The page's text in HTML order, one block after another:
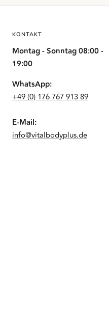
KONTAKT
Montag - Sonntag 08:00 -
19:00
WhatsApp:
+49 (0) 176 767 913 89
E-Mail:
info@vitalbodyplus.de